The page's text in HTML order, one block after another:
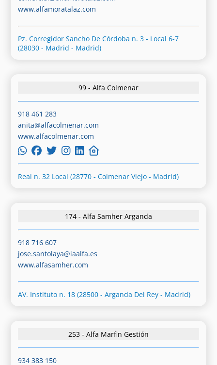
www.alfamoratalaz.com
Pz. Corregidor Sancho De Córdoba n. 3 - Local 6-7
(28030 - Madrid - Madrid)
99 - Alfa Colmenar
918 461 283
anita@alfacolmenar.com
www.alfacolmenar.com
Real n. 32 Local (28770 - Colmenar Viejo - Madrid)
174 - Alfa Samher Arganda
918 716 607
jose.santolaya@iaalfa.es
www.alfasamher.com
AV. Instituto n. 18 (28500 - Arganda Del Rey - Madrid)
253 - Alfa Marfin Gestión
934 383 150